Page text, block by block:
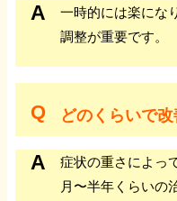
一時的には楽にな
調整が重要です。
どのくらいで
症状の重さによっ
月〜半年くらいの